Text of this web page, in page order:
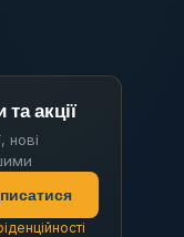
акції
нові